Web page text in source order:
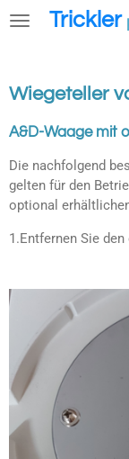
Zum
Trickler
Wiegeteller
A&D-Waage mit
Die nachfolgend
gelten für den
optional
1.Entfernen Sie